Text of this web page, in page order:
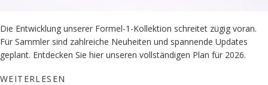
Die Entwicklung unserer Formel-1-Kollektion schreitet zügig voran.
Für Sammler sind zahlreiche Neuheiten und spannende Updates
geplant. Entdecken Sie hier unseren vollständigen Plan für 2026.
WEITERLESEN